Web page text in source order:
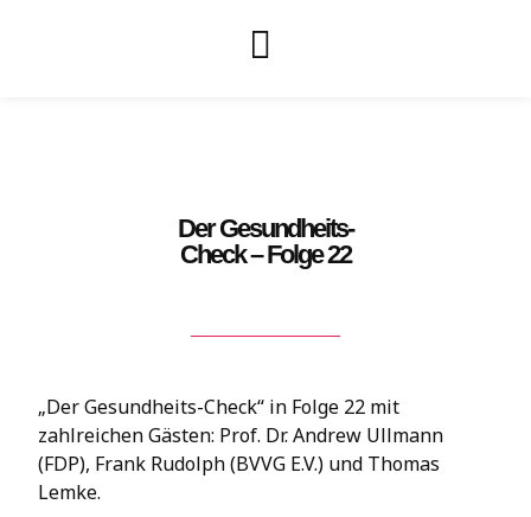
Der Gesundheits-
Check – Folge 22
„Der Gesundheits-Check“ in Folge 22 mit
zahlreichen Gästen: Prof. Dr. Andrew Ullmann
(FDP), Frank Rudolph (BVVG E.V.) und Thomas
Lemke.